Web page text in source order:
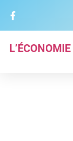
L’ÉCONOMIE